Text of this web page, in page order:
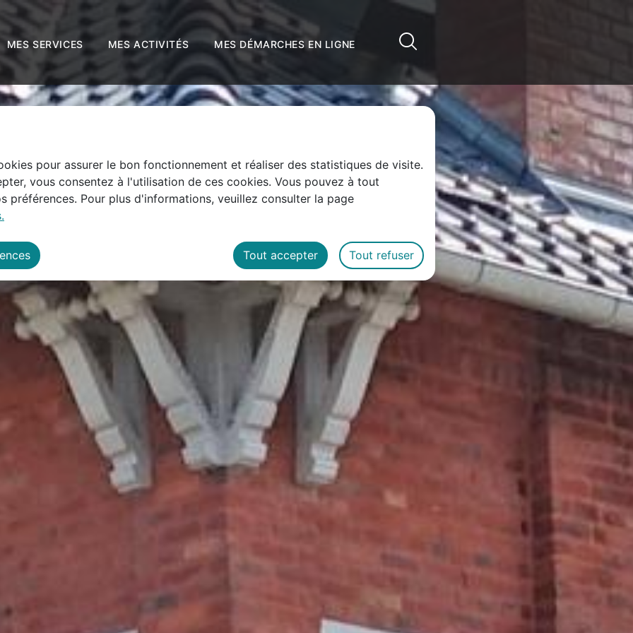
pour assurer le bon fonctionnement et réaliser des statistiques de visite.
vous consentez à l'utilisation de ces cookies. Vous pouvez à tout
préférences. Pour plus d'informations, veuillez consulter la page
Tout accepter Tout refuser
principal Skip to site map
MES SERVICES MES ACTIVITÉS MES DÉMARCHES EN LIGNECliquez pour accéder au champ de